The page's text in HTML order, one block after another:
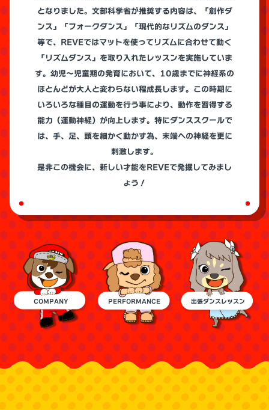
となりました。文部科学省が推奨する内容は、「創作ダ
ンス」「フォークダンス」「現代的なリズムのダンス」
等で、REVEではマットを使ってリズムに合わせて動く
「リズムダンス」を取り入れたレッスンを実施していま
す。幼児～児童期の発育において、10歳までに神経系の
ほとんどが大人と変わらない程成長します。この時期に
いろいろな種目の運動を行う事により、動作を習得する
能力（運動神経）が向上します。特にダンススクールで
は、手、足、頭を細かく動かす為、末端への神経を更に
刺激します。
是非この機会に、新しい才能をREVEで発掘してみまし
ょう！
COMPANY PERFORMANCE 出張ダンスレッスン